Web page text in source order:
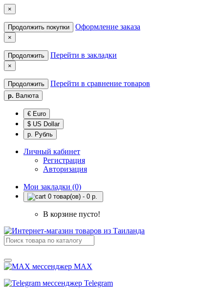
×
Продолжить покупки Оформление заказа
×
Продолжить Перейти в закладки
×
Продолжить Перейти в сравнение товаров
р. Валюта
€ Euro
$ US Dollar
р. Рубль
Личный кабинет
Регистрация
Авторизация
Мои закладки (0)
0 товар(ов) - 0 р.
В корзине пусто!
MAX
Telegram